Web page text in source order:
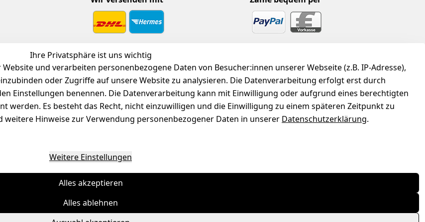
Ihre Privatsphäre ist uns wichtig
und verarbeiten personenbezogene Daten von Besucher:innen unserer Webseite (z.B. IP-Adresse),
oder Zugriffe auf unsere Website zu analysieren. Die Datenverarbeitung erfolgt erst durch
Einstellungen benennen. Die Datenverarbeitung kann mit Einwilligung oder aufgrund eines berechtigten
Es besteht das Recht, nicht einzuwilligen und die Einwilligung zu einem späteren Zeitpunkt zu
weitere Hinweise zur Verwendung personenbezogener Daten in unserer Datenschutzerklärung.
Weitere Einstellungen
Alles akzeptieren
Alles ablehnen